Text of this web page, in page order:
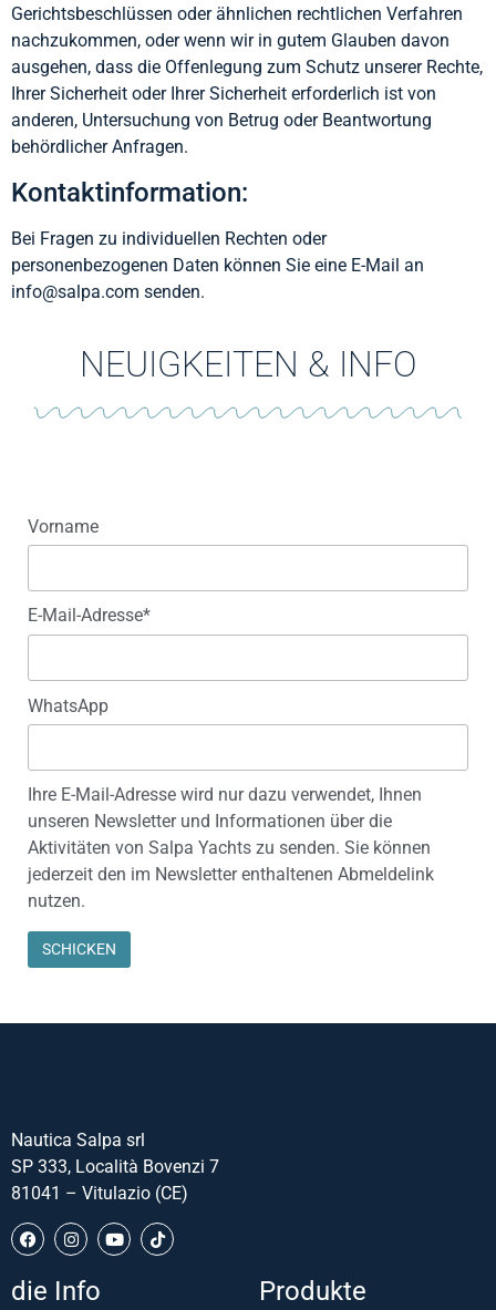
Gerichtsbeschlüssen oder ähnlichen rechtlichen Verfahren
nachzukommen, oder wenn wir in gutem Glauben davon
ausgehen, dass die Offenlegung zum Schutz unserer Rechte,
Ihrer Sicherheit oder Ihrer Sicherheit erforderlich ist von
anderen, Untersuchung von Betrug oder Beantwortung
behördlicher Anfragen.
Kontaktinformation:
Bei Fragen zu individuellen Rechten oder
personenbezogenen Daten können Sie eine E-Mail an
info@salpa.com senden.
NEUIGKEITEN & INFO
Vorname
E-Mail-Adresse*
WhatsApp
Ihre E-Mail-Adresse wird nur dazu verwendet, Ihnen
unseren Newsletter und Informationen über die
Aktivitäten von Salpa Yachts zu senden. Sie können
jederzeit den im Newsletter enthaltenen Abmeldelink
nutzen.
Nautica Salpa srl
SP 333, Località Bovenzi 7
81041 – Vitulazio (CE)
die Info Produkte